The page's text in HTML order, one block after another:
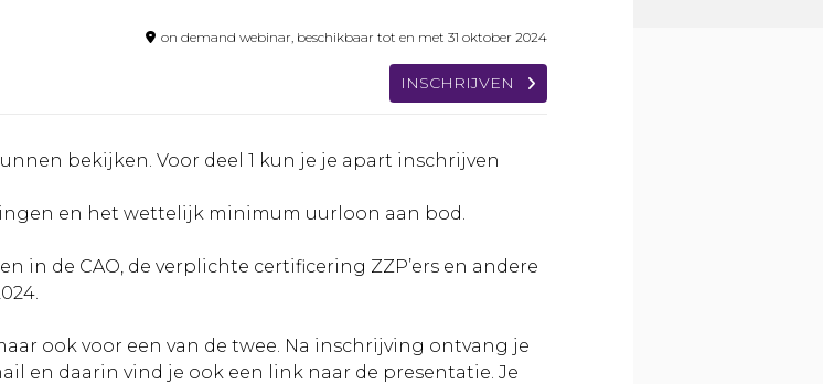
on demand webinar, beschikbaar tot en met 31 oktober 2024
INSCHRIJVEN
bekijken. Voor deel 1 kun je je apart inschrijven
en het wettelijk minimum uurloon aan bod.
in de CAO, de verplichte certificering ZZP’ers en andere
ook voor een van de twee. Na inschrijving ontvang je
en daarin vind je ook een link naar de presentatie. Je